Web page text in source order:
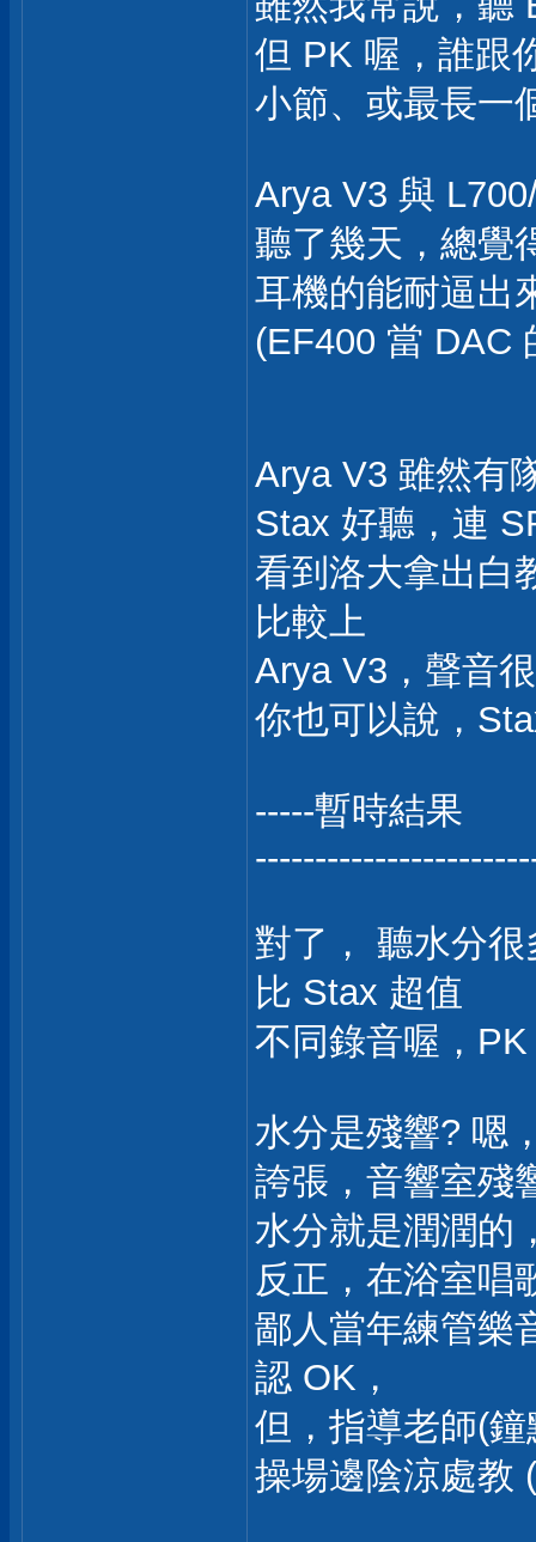
但 PK 喔，誰跟
小節、或最長一
Arya V3 與
聽了幾天，總覺
耳機的能耐逼出
(EF400 當 DAC
Arya V3 雖然有
Stax 好聽，連
看到洛大拿出白
比較上
Arya V3，聲音
你也可以說，
-----暫時結果
對了， 聽水分
比 Stax 超值
不同錄音喔，
水分是殘響? 嗯
誇張，音響室殘
水分就是潤潤的
反正，在浴室唱
鄙人當年練管樂
認 OK，
但，指導老師(
操場邊陰涼處教